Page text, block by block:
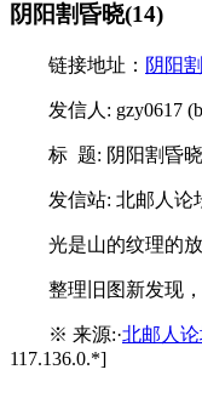
阴阳割昏晓(14)
链接地址： 阴阳
发信人: gzy0617
标 题: 阴阳割昏晓
发信站: 北邮人论
光是山的纹理的
整理旧图新发现
※ 来源:·北邮人
117.136.0.*]